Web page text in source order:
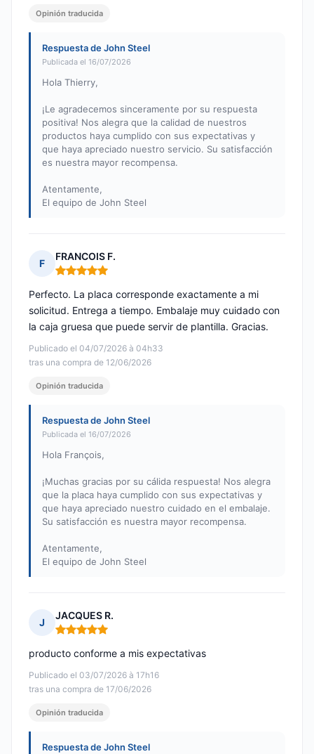
Opinión traducida
Respuesta de John Steel
Publicada el 16/07/2026
Hola Thierry,
¡Le agradecemos sinceramente por su respuesta
positiva! Nos alegra que la calidad de nuestros
productos haya cumplido con sus expectativas y
que haya apreciado nuestro servicio. Su satisfacción
es nuestra mayor recompensa.
Atentamente,
El equipo de John Steel
F
FRANCOIS F.
Nota: 5 de 5
Publicado el 04/07/2026 à 04h33
tras una compra de 12/06/2026
Perfecto. La placa corresponde exactamente a mi
solicitud. Entrega a tiempo. Embalaje muy cuidado con
la caja gruesa que puede servir de plantilla. Gracias.
Opinión traducida
Respuesta de John Steel
Publicada el 16/07/2026
Hola François,
¡Muchas gracias por su cálida respuesta! Nos alegra
que la placa haya cumplido con sus expectativas y
que haya apreciado nuestro cuidado en el embalaje.
Su satisfacción es nuestra mayor recompensa.
Atentamente,
El equipo de John Steel
J
JACQUES R.
Nota: 5 de 5
Publicado el 03/07/2026 à 17h16
tras una compra de 17/06/2026
producto conforme a mis expectativas
Opinión traducida
Respuesta de John Steel